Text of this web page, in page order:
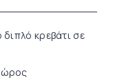
κρεβάτι σε